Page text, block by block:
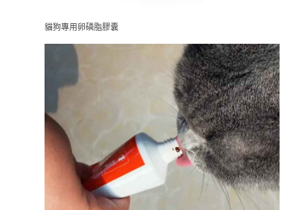
貓狗專用卵磷脂膠囊